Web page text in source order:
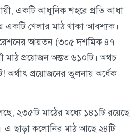
একটি আধুনিক শহরে প্রতি আধা
একটি খেলার মাঠ থাকা আবশ্যক।
আয়তন (৩০৫ দশমিক ৪৭
মাঠ প্রয়োজন অন্তত ৬১০টি। অথচ
অর্থাৎ প্রয়োজনের তুলনায় অর্ধেক
২৩৫টি মাঠের মধ্যে ১৪১টি রয়েছে
এ ছাড়া কলোনির মাঠ আছে ২৪টি